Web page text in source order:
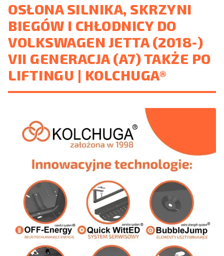
OSŁONA SILNIKA, SKRZYNI
BIEGÓW I CHŁODNICY DO
VOLKSWAGEN JETTA (2018-)
VII GENERACJA (A7) TAKŻE PO
LIFTINGU | KOLCHUGA®